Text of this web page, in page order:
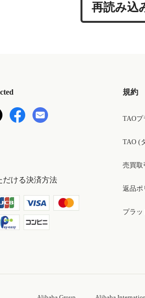
再読み込
だける決済方法
規約
TAOプ
TAO (
売買取
返品ポ
プラッ